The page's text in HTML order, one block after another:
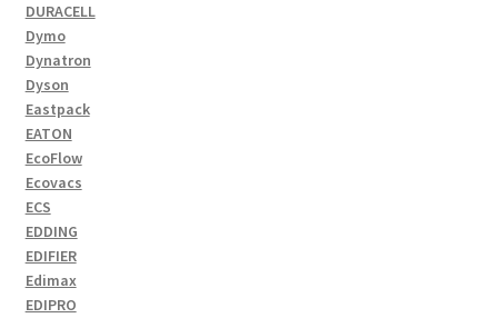
DURACELL
Dymo
Dynatron
Dyson
Eastpack
EATON
EcoFlow
Ecovacs
ECS
EDDING
EDIFIER
Edimax
EDIPRO